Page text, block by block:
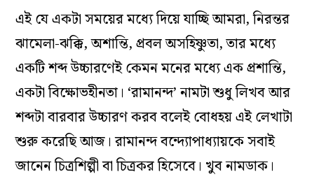
এই যে একটা সময়ের মধ্যে দিয়ে যাচ্ছি আমরা, নিরন্তর
ঝামেলা-ঝক্কি, অশান্তি, প্রবল অসহিষ্ণুতা, তার মধ্যে
একটি শব্দ উচ্চারণেই কেমন মনের মধ্যে এক প্রশান্তি,
একটা বিক্ষোভহীনতা। ‘রামানন্দ’ নামটা শুধু লিখব আর
শব্দটা বারবার উচ্চারণ করব বলেই বোধহয় এই লেখাটা
শুরু করেছি আজ। রামানন্দ বন্দ্যোপাধ্যায়কে সবাই
জানেন চিত্রশিল্পী বা চিত্রকর হিসেবে। খুব নামডাক।